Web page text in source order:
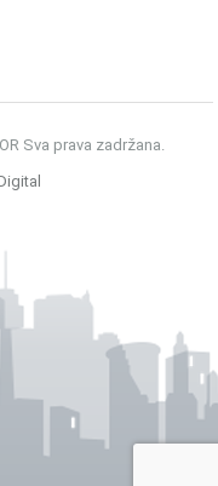
Sva prava zadržana.